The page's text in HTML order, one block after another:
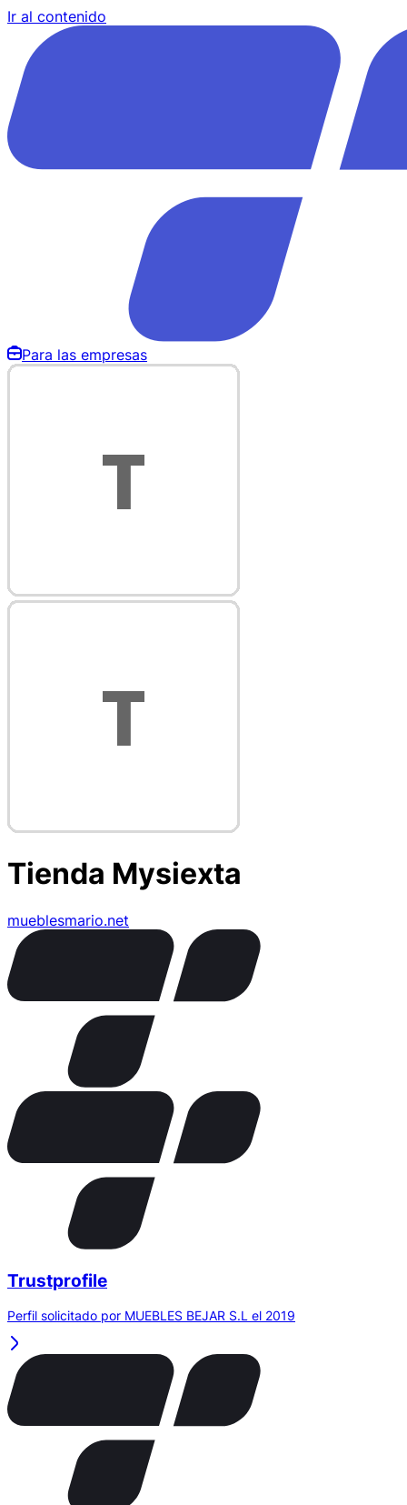
Ir al contenido
Para las empresas
Tienda Mysiexta
mueblesmario.net
Trustprofile
Perfil solicitado por MUEBLES BEJAR S.L el 2019